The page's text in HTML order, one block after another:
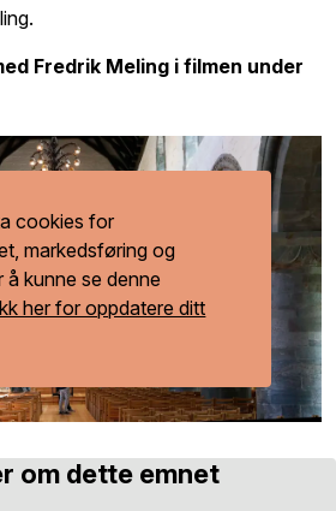
Fredrik Meling i filmen under
cookies for
markedsføring og
å kunne se denne
her for oppdatere ditt
om dette emnet